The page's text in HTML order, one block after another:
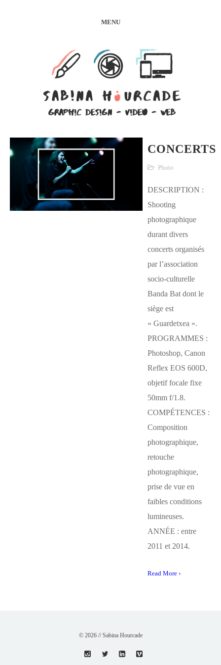
MENU
CONCERTS
Photo
DESCRIPTION :
Shooting
photographique
durant divers
concerts organisés
par l’association
socio-culturelle
Banda Bat dont le
siège est
« Guardetxea ».
PROGRAMMES :
Photoshop, Canon
Reflex EOS 600D,
objetif focale fixe
50mm f/1.8.
COMPÉTENCES :
Composition
photographique,
retouche
photographique,
prise de vue en
faibles conditions
lumineuses.
ANNÉE : entre
2011 et 2014.
Read More ›
© 2026 // Sabina Hourcade